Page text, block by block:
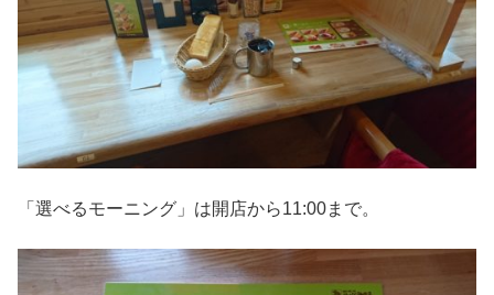
「選べるモーニング」は開店から11:00まで。